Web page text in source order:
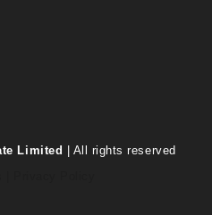
Limited
| All rights reserved